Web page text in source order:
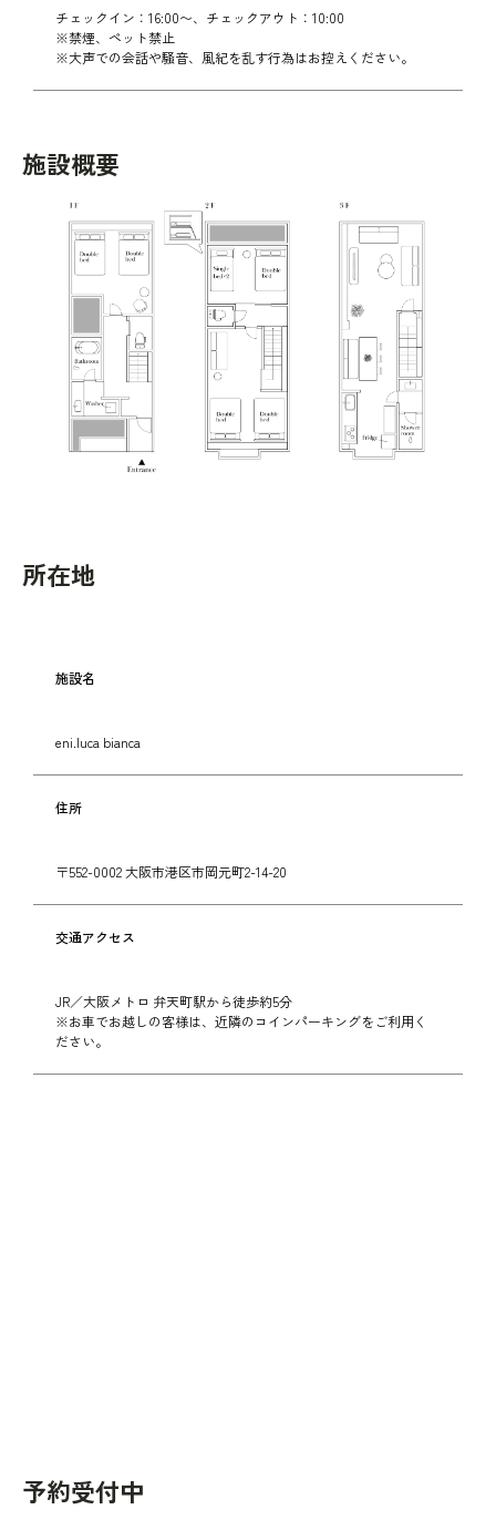
チェックイン：16:00〜、チェックアウト：10:00
※禁煙、ペット禁止
※大声での会話や騒音、風紀を乱す行為はお控えください。
施設概要
所在地
施設名
eni.luca bianca
住所
〒552-0002 大阪市港区市岡元町2-14-20
交通アクセス
JR／大阪メトロ 弁天町駅から徒歩約5分
※お車でお越しの客様は、近隣のコインパーキングをご利用く
ださい。
予約受付中